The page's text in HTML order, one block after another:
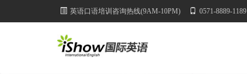
英语口语培训咨询热线(9AM-10PM) 0571-8889-1189